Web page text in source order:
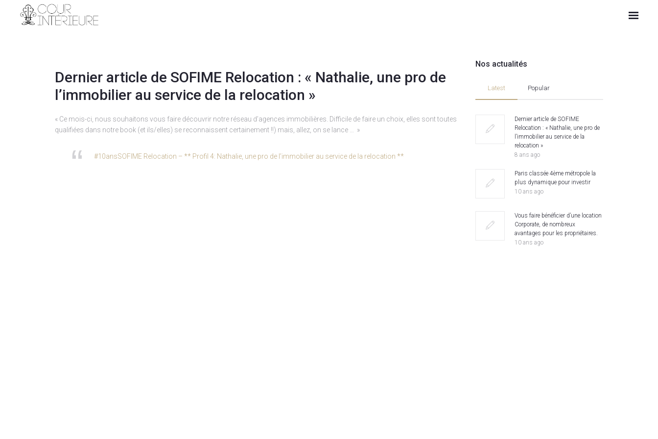
Dernier article de SOFIME Relocation : « Nathalie, une pro de
l’immobilier au service de la relocation »
« Ce mois-ci, nous souhaitons vous faire découvrir notre réseau d’agences immobilières. Difficile de faire un choix, elles sont toutes
qualifiées dans notre book (et ils/elles) se reconnaissent certainement !!) mais, allez, on se lance … »
#10ansSOFIME Relocation – ** Profil 4: Nathalie, une pro de l’immobilier au service de la relocation **
Nos actualités
Latest Popular
Dernier article de SOFIME
Relocation : « Nathalie, une pro de
l’immobilier au service de la
relocation »
8 ans ago
Paris classée 4ème métropole la
plus dynamique pour investir
10 ans ago
Vous faire bénéficier d’une location
Corporate, de nombreux
avantages pour les propriétaires.
10 ans ago